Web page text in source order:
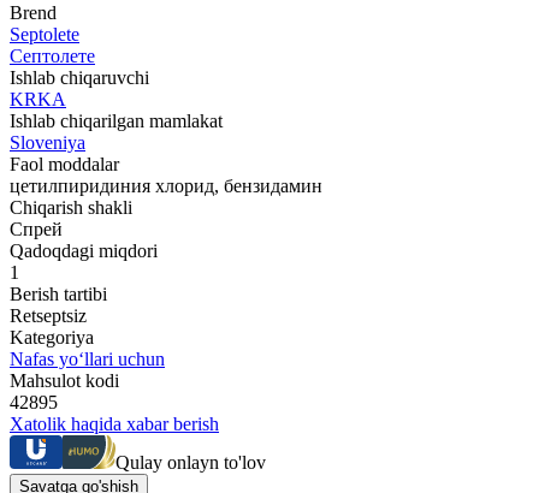
Brend
Septolete
Септолете
Ishlab chiqaruvchi
KRKA
Ishlab chiqarilgan mamlakat
Sloveniya
Faol moddalar
цетилпиридиния хлорид, бензидамин
Chiqarish shakli
Спрей
Qadoqdagi miqdori
1
Berish tartibi
Retseptsiz
Kategoriya
Nafas yo‘llari uchun
Mahsulot kodi
42895
Xatolik haqida xabar berish
Qulay onlayn to'lov
Savatga qo'shish